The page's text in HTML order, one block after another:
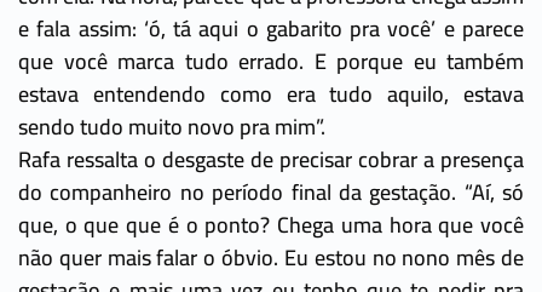
e fala assim: ‘ó, tá aqui o gabarito pra você’ e parece
que você marca tudo errado. E porque eu também
estava entendendo como era tudo aquilo, estava
sendo tudo muito novo pra mim”.
Rafa ressalta o desgaste de precisar cobrar a presença
do companheiro no período final da gestação. “Aí, só
que, o que que é o ponto? Chega uma hora que você
não quer mais falar o óbvio. Eu estou no nono mês de